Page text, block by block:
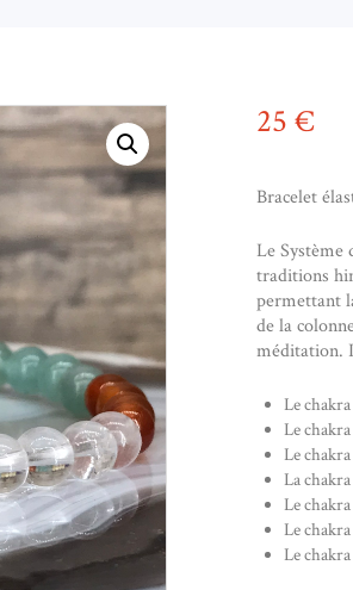
25 €
Bracelet
Le Système
traditions
permettant
de la
méditation.
Le
Le
Le
La
Le
Le
Le